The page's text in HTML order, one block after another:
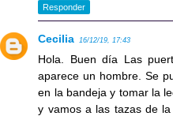
Responder
Cecilia 16/12/19, 17:43
Hola. Buen día Las
aparece un hombre. Se
en la bandeja y tomar la
y vamos a las tazas de